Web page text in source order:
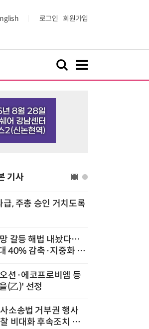
로그인 회원가입
기사
급, 주총 승인 거치도록
갈등 해법 내놨다…
40% 감축·지중화 확
션·에코프로비엠 등
(乙)' 선정
소송법 거부권 행사
비대화 후속조치 점